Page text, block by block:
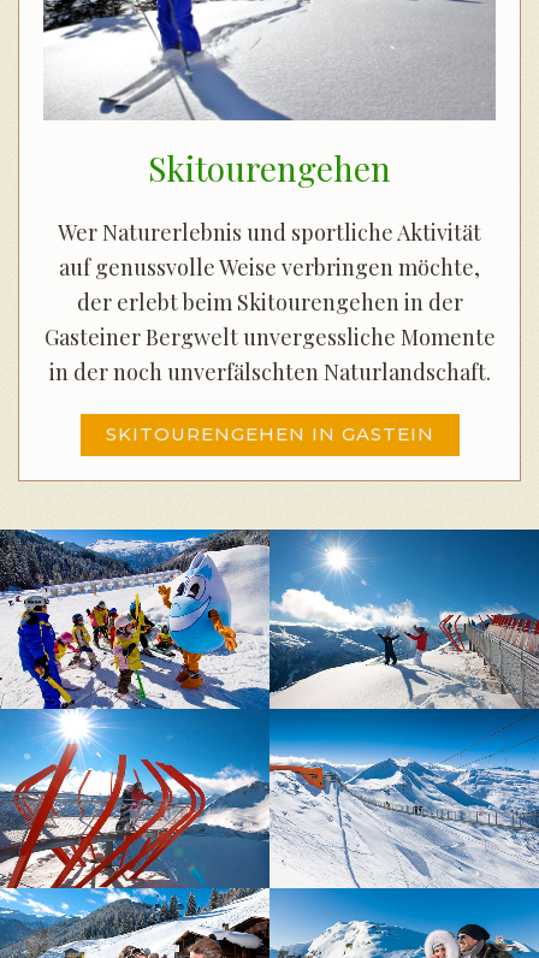
Skitourengehen
Wer Naturerlebnis und sportliche Aktivität
auf genussvolle Weise verbringen möchte,
der erlebt beim Skitourengehen in der
Gasteiner Bergwelt unvergessliche Momente
in der noch unverfälschten Naturlandschaft.
SKITOURENGEHEN IN GASTEIN